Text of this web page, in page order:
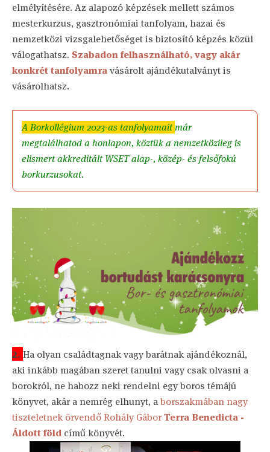
elmélyítésére. Az alapozó képzések mellett számos
mesterkurzus, gasztronómiai tanfolyam, hazai és
nemzetközi vizsgalehetőséget is biztosító képzés közül
válogathatsz. Szabadon felhasználható, vagy akár
konkrét tanfolyamravásárolt ajándékutalványt is
vásárolhatsz.
ABorkollégium 2023-as tanfolyamaitmár
megtalálhatod a honlapon, köztük a nemzetközileg is
elismert akkreditált WSET alap-, közép- és felsőfokú
borkurzusokat.
2. Ha olyan családtagnak vagy barátnak ajándékoznál,
aki inkább magában szeret tanulni vagy csak olvasni a
borokról, ne habozz neki rendelni egy boros témájú
könyvet, akár a nemrég elhunyt, aborszakmában nagy
tiszteletnek örvendő Rohály GáborTerra Benedicta -
Áldott föld című könyvét.